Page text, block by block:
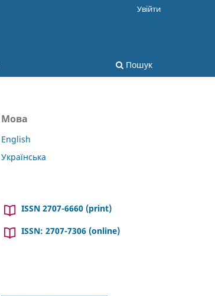
Пошук
Увійти
Мова
English
Українська
ISSN 2707-6660 (print)
ISSN: 2707-7306 (online)